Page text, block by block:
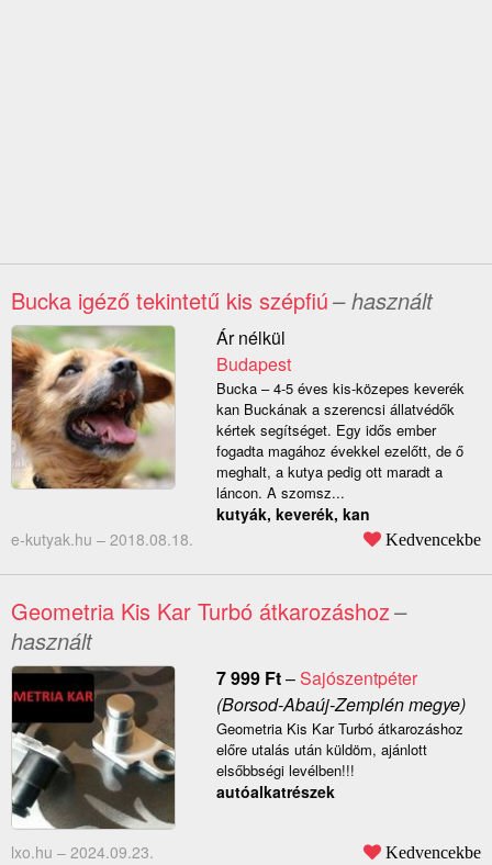
Bucka igéző tekintetű kis szépfiú– használt
Ár nélkül
Budapest
Bucka – 4-5 éves kis-közepes keverék
kan Buckának a szerencsi állatvédők
kértek segítséget. Egy idős ember
fogadta magához évekkel ezelőtt, de ő
meghalt, a kutya pedig ott maradt a
láncon. A szomsz...
kutyák, keverék, kan
e-kutyak.hu – 2018.08.18. Kedvencekbe
Geometria Kis Kar Turbó átkarozáshoz–
használt
7 999 Ft–Sajószentpéter
(Borsod-Abaúj-Zemplén megye)
Geometria Kis Kar Turbó átkarozáshoz
előre utalás után küldöm, ajánlott
elsőbbségi levélben!!!
autóalkatrészek
lxo.hu – 2024.09.23. Kedvencekbe